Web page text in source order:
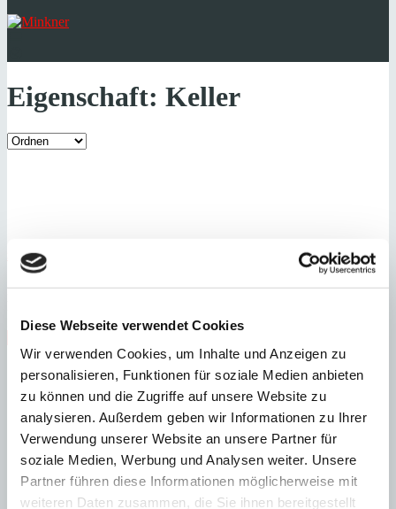
Diese Webseite verwendet Cookies
Wir verwenden Cookies, um Inhalte und Anzeigen zu
personalisieren, Funktionen für soziale Medien anbieten
zu können und die Zugriffe auf unsere Website zu
analysieren. Außerdem geben wir Informationen zu Ihrer
Verwendung unserer Website an unsere Partner für
soziale Medien, Werbung und Analysen weiter. Unsere
Partner führen diese Informationen möglicherweise mit
weiteren Daten zusammen, die Sie ihnen bereitgestellt
Eigenschaft: Keller
Son Veri Nou
Preis:
Ref:20378
Schlafzimmer 4 Badezimmer 4 Grundstück 958 m² Bebaute Fläche
745 m²
Schlafzimmer
Badezimmer
745 m² Heizung Zentralheizung Baujahr 1999